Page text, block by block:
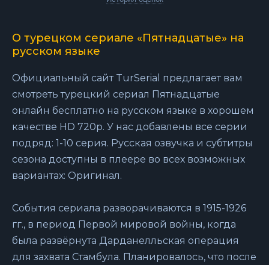
О турецком сериале «Пятнадцатые» на
русском языке
Официальный сайт TurSerial предлагает вам
смотреть турецкий сериал Пятнадцатые
онлайн бесплатно на русском языке в хорошем
качестве HD 720p. У нас добавлены все серии
подряд: 1-10 серия. Русская озвучка и субтитры
сезона доступны в плеере во всех возможных
вариантах: Оригинал.
События сериала разворачиваются в 1915-1926
гг., в период Первой мировой войны, когда
была развёрнута Дарданелльская операция
для захвата Стамбула. Планировалось, что после